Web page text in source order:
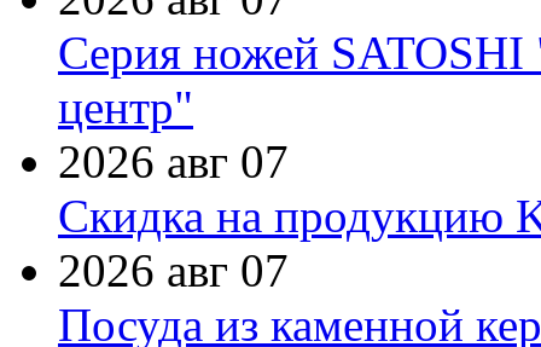
Серия ножей
центр"
2026 авг 07
Скидка на продукцию
2026 авг 07
Посуда из каменной